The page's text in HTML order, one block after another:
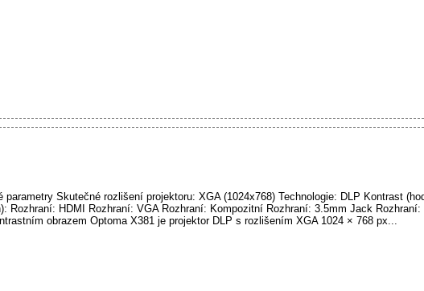
parametry Skutečné rozlišení projektoru: XGA (1024x768) Technologie: DLP Kontrast
Rozhraní: HDMI Rozhraní: VGA Rozhraní: Kompozitní Rozhraní: 3.5mm Jack Rozhraní:
obrazem Optoma X381 je projektor DLP s rozlišením XGA 1024 × 768 px...